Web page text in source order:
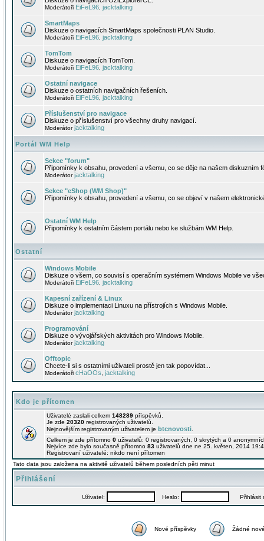
Moderátoři EiFeL96 jacktalking
SmartMaps
Diskuze o navigacích SmartMaps společnosti PLAN Studio.
Moderátoři EiFeL96 jacktalking
TomTom
Diskuze o navigacích TomTom.
Moderátoři EiFeL96 jacktalking
Ostatní navigace
Diskuze o ostatních navigačních řešeních.
Moderátoři EiFeL96 jacktalking
Příslušenství pro navigace
Diskuze o příslušenství pro všechny druhy navigací.
Moderátorjacktalking
Portál WM Help
Sekce "forum"
Připomínky k obsahu, provedení a všemu, co se děje na našem diskuzním
Moderátorjacktalking
Sekce "eShop (WM Shop)"
Připomínky k obsahu, provedení a všemu, co se objeví v našem
Ostatní WM Help
Připomínky k ostatním částem portálu nebo ke službám WM Help.
Ostatní
Windows Mobile
Diskuze o všem, co souvisí s operačním systémem Windows Mobile ve
Moderátoři EiFeL96 jacktalking
Kapesní zařízení & Linux
Diskuze o implementaci Linuxu na přístrojích s Windows Mobile.
Moderátorjacktalking
Programování
Diskuze o vývojářských aktivitách pro Windows Mobile.
Moderátorjacktalking
Offtopic
Chcete-li si s ostatními uživateli prostě jen tak popovídat...
Moderátoři cHaOOs jacktalking
Kdo je přítomen
Uživatelé zaslali celkem 148289 příspěvků.
Je zde 20320 registrovaných uživatelů.
Nejnovějším registrovaným uživatelem je btcnovosti
Celkem je zde přítomno 0 uživatelů: 0 registrovaných, 0 skrytých a 0
Nejvíce zde bylo současně přítomno 83 uživatelů dne ne 25. květen, 2014
Registrovaní uživatelé: nikdo není přítomen
Tato data jsou založena na aktivitě uživatelů během posledních pěti minut
Přihlášení
Uživatel: Heslo: Přihlásit
Nové příspěvky Žádné